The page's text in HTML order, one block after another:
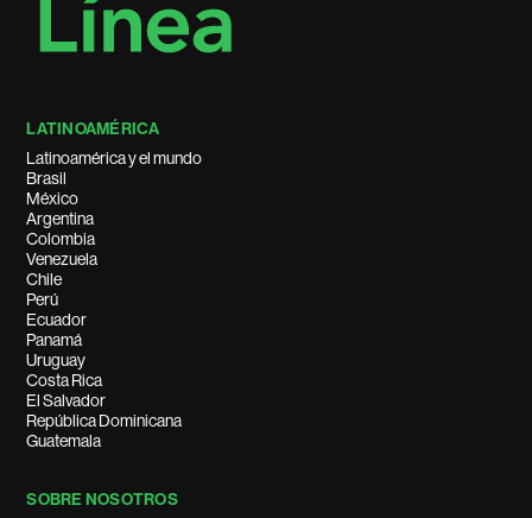
LATINOAMÉRICA
Latinoamérica y el mundo
Brasil
México
Argentina
Colombia
Venezuela
Chile
Perú
Ecuador
Panamá
Uruguay
Costa Rica
El Salvador
República Dominicana
Guatemala
SOBRE NOSOTROS